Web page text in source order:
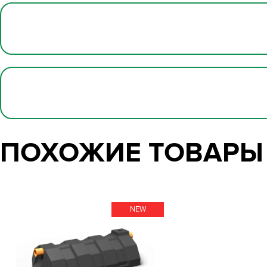
ПОХОЖИЕ ТОВАРЫ
NEW